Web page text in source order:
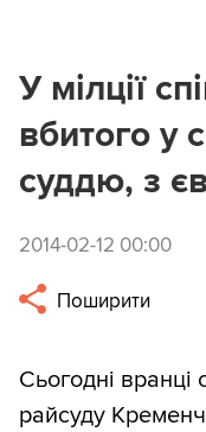
У мілції
вбитого у
суддю, з
2014-02-12 00:00
Поширити
Сьогодні вранці
райсуду